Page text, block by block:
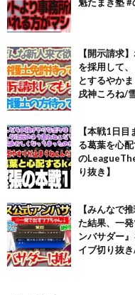
【開示請求
を採用して
とするやか
戌神ころね/
【本戦1日
る葛葉を心
の
り抜き】
【みんなで
た結果、一
ンバサダー
イブ切り抜